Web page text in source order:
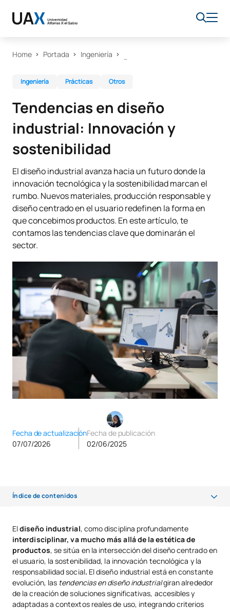
Home Portada Ingeniería
Ingeniería Prácticas Otros
Tendencias en diseño
industrial: Innovación y
sostenibilidad
El diseño industrial avanza hacia un futuro donde la
innovación tecnológica y la sostenibilidad marcan el
rumbo. Nuevos materiales, producción responsable y
diseño centrado en el usuario redefinen la forma en
que concebimos productos. En este artículo, te
contamos las tendencias clave que dominarán el
sector.
Fecha de actualización
07/07/2026
Fecha de publicación
02/06/2025
Índice de contenidos
Inteligencia Artificial en el diseño industrial
Sostenibilidad en el diseño e ingeniería industrial
Realidad virtual y aumentada en el diseño y la fabricación
Eldiseño industrial, como disciplina profundamente
interdisciplinar, va mucho más allá de la estética de
productos, se sitúa en la intersección del diseño centrado en
el usuario, la sostenibilidad, la innovación tecnológica y la
responsabilidad social. El diseño industrial está en constante
evolución, las tendencias en diseño industrialgiran alrededor
de la creación de soluciones significativas, accesibles y
adaptadas a contextos reales de uso, integrando criterios